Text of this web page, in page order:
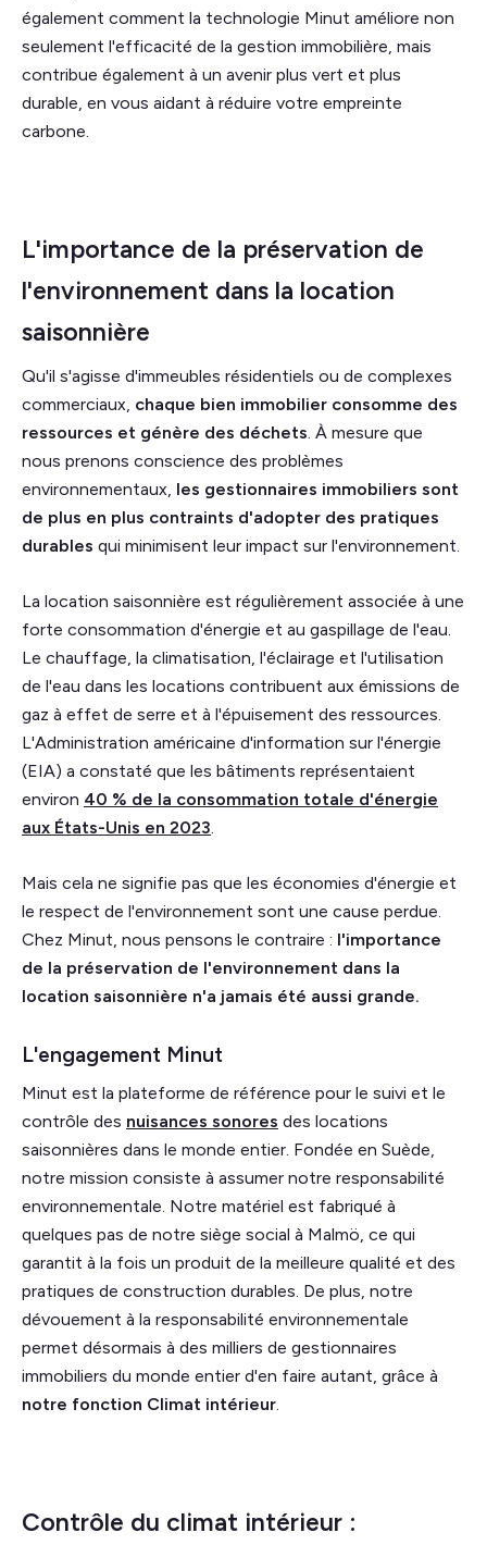
également comment la technologie Minut améliore non
seulement l'efficacité de la gestion immobilière, mais
contribue également à un avenir plus vert et plus
durable, en vous aidant à réduire votre empreinte
carbone.
L'importance de la préservation de
l'environnement dans la location
saisonnière
Qu'il s'agisse d'immeubles résidentiels ou de complexes
commerciaux, chaque bien immobilier consomme des
ressources et génère des déchets . À mesure que
nous prenons conscience des problèmes
environnementaux, les gestionnaires immobiliers sont
de plus en plus contraints d'adopter des pratiques
durables qui minimisent leur impact sur l'environnement.
La location saisonnière est régulièrement associée à une
forte consommation d'énergie et au gaspillage de l'eau.
Le chauffage, la climatisation, l'éclairage et l'utilisation
de l'eau dans les locations contribuent aux émissions de
gaz à effet de serre et à l'épuisement des ressources.
L'Administration américaine d'information sur l'énergie
(EIA) a constaté que les bâtiments représentaient
environ 40 % de la consommation totale d'énergie
aux États-Unis en 2023
Mais cela ne signifie pas que les économies d'énergie et
le respect de l'environnement sont une cause perdue.
Chez Minut, nous pensons le contraire : l'importance
de la préservation de l'environnement dans la
location saisonnière n'a jamais été aussi grande.
L'engagement Minut
Minut est la plateforme de référence pour le suivi et le
contrôle des nuisances sonores des locations
saisonnières dans le monde entier. Fondée en Suède,
notre mission consiste à assumer notre responsabilité
environnementale. Notre matériel est fabriqué à
quelques pas de notre siège social à Malmö, ce qui
garantit à la fois un produit de la meilleure qualité et des
pratiques de construction durables. De plus, notre
dévouement à la responsabilité environnementale
permet désormais à des milliers de gestionnaires
immobiliers du monde entier d'en faire autant, grâce à
notre fonction Climat intérieur
Contrôle du climat intérieur :